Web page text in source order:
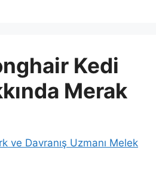
Kedi
Merak
ve Davranış Uzmanı Melek